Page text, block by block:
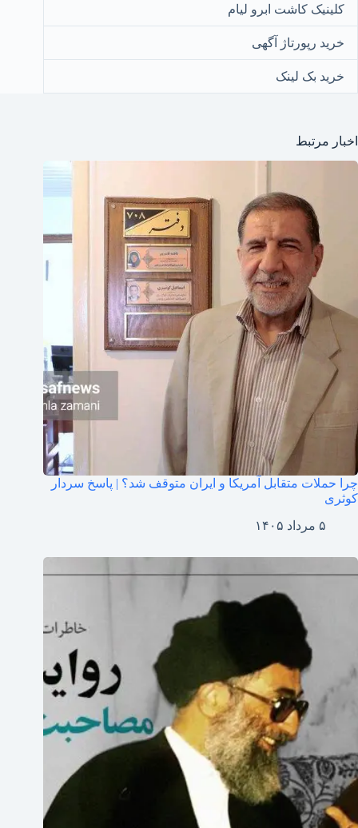
کلینیک کاشت ابرو لیام
خرید رپورتاژ آگهی
خرید بک لینک
اخبار مرتبط
چرا حملات متقابل آمریکا و ایران متوقف شد؟ | پاسخ سردار
کوثری
۵ مرداد ۱۴۰۵